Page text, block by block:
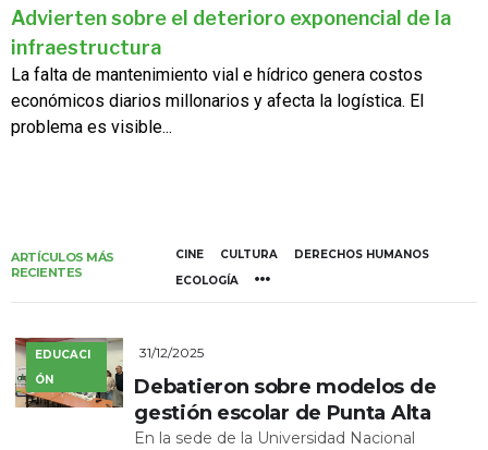
Advierten sobre el deterioro exponencial de la
infraestructura
La falta de mantenimiento vial e hídrico genera costos
económicos diarios millonarios y afecta la logística. El
problema es visible...
ARTÍCULOS MÁS
RECIENTES
CINE CULTURA
DERECHOS HUMANOS
ECOLOGÍA
EDUCACI
ÓN
31/12/2025
Debatieron sobre modelos de
gestión escolar de Punta Alta
En la sede de la Universidad Nacional